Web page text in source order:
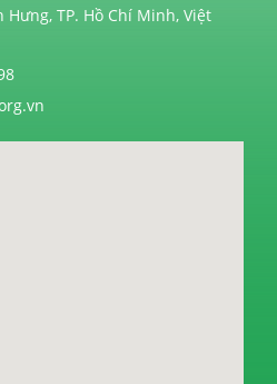
TP. Hồ Chí Minh, Việt